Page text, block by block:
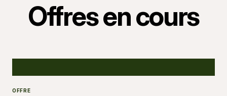
Offres en cours
OFFRE